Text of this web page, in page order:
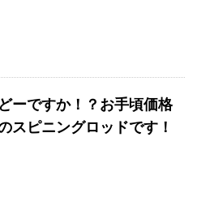
ーですか！？お手頃価格
スピニングロッドです！